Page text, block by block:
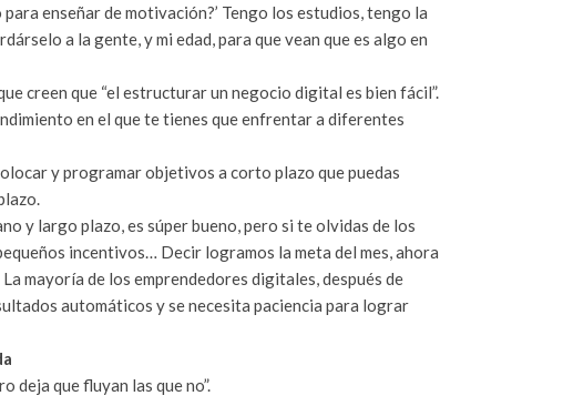
enseñar de motivación?’ Tengo los estudios, tengo la
a la gente, y mi edad, para que vean que es algo en
creen que “el estructurar un negocio digital es bien fácil”.
en el que te tienes que enfrentar a diferentes
y programar objetivos a corto plazo que puedas
y largo plazo, es súper bueno, pero si te olvidas de los
incentivos… Decir logramos la meta del mes, ahora
mayoría de los emprendedores digitales, después de
automáticos y se necesita paciencia para lograr
deja que fluyan las que no”.